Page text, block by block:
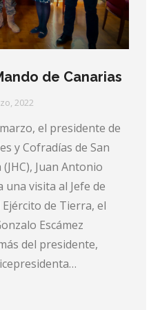
de Canarias
2022
el presidente de
y Cofradías de San
Juan Antonio
una visita al Jefe de
de Tierra, el
Escámez
del presidente,